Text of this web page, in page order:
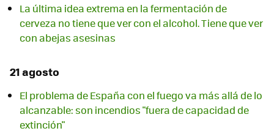
La última idea extrema en la fermentación de
cerveza no tiene que ver con el alcohol. Tiene que ver
con abejas asesinas
21 agosto
El problema de España con el fuego va más allá de lo
alcanzable: son incendios "fuera de capacidad de
extinción"